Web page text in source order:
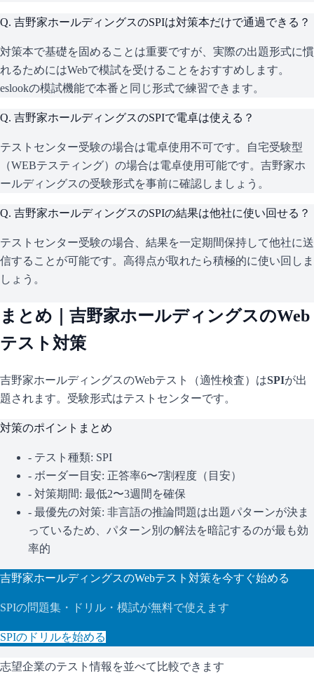
Q. 吉野家ホールディングスのSPIは対策本だけで通過できる？
対策本で基礎を固めることは重要ですが、実際の出題形式に慣
れるためにはWebで模試を受けることをおすすめします。
eslookの模試機能で本番と同じ形式で練習できます。
Q. 吉野家ホールディングスのSPIで電卓は使える？
テストセンター受験の場合は電卓使用不可です。自宅受験型
（WEBテスティング）の場合は電卓使用可能です。吉野家ホ
ールディングスの受験形式を事前に確認しましょう。
Q. 吉野家ホールディングスのSPIの結果は他社に使い回せる？
テストセンター受験の場合、結果を一定期間保持して他社に送
信することが可能です。高得点が取れたら積極的に使い回しま
しょう。
まとめ｜ 吉野家ホールディングスのWeb
テスト対策
吉野家ホールディングスのWebテスト（適性検査）はSPIが出
題されます。 受験形式はテストセンターです。
対策のポイントまとめ
- テスト種類: SPI
- ボーダー目安: 正答率6〜7割程度（目安）
- 対策期間: 最低2〜3週間を確保
- 最優先の対策: 非言語の推論問題は出題パターンが決ま
っているため、パターン別の解法を暗記するのが最も効
率的
吉野家ホールディングスのWebテスト対策を今すぐ始める
SPIの問題集・ドリル・模試が無料で使えます
SPIのドリルを始める
志望企業のテスト情報を並べて比較できます